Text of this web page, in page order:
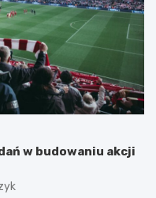
w budowaniu akcji